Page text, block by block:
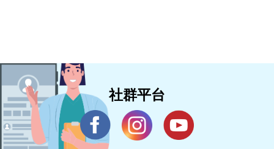
社群平台